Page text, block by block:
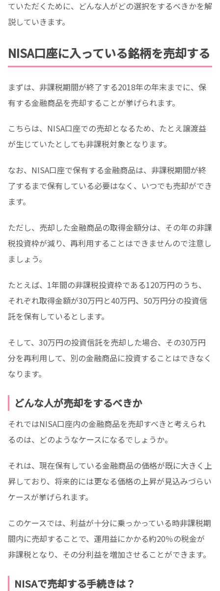
ていただくために、どんな人がどの選択をするべきかを解
説していきます。
NISA口座に入っている銘柄を売却する
まずは、非課税期間が終了する2018年の年末までに、保
有する金融商品を売却することが挙げられます。
こちらは、NISA口座での売却となるため、たとえ譲渡益
が生じていたとしても非課税対象となります。
なお、NISA口座で保有する金融商品は、非課税期間が終
了するまで保有している必要はなく、いつでも売却ができ
ます。
ただし、売却した金融商品の取得金額分は、その年の非課
税投資枠が減り、再利用することはできませんので注意し
ましょう。
たとえば、1年間の非課税投資枠である120万円のうち、
それぞれ取得金額が30万円と40万円、50万円分の投資信
託を保有しているとします。
そして、30万円の投資信託を売却した場合、その30万円
分を再利用して、別の金融商品に投資することはできなく
なります。
どんな人が売却をするべきか
それではNISA口座内の金融商品を売却すべきと考えられ
るのは、どのようなケースになるでしょうか。
それは、現在保有している金融商品の価格が既に大きく上
昇しており、将来的には更なる価格の上昇が見込みづらい
ケースが挙げられます。
このケースでは、利益が十分に乗っかっている時非課税期
間内に売却することで、運用益にかかる約20％の税金が
非課税となり、その分利益を増加させることができます。
NISAで売却する手続きは？